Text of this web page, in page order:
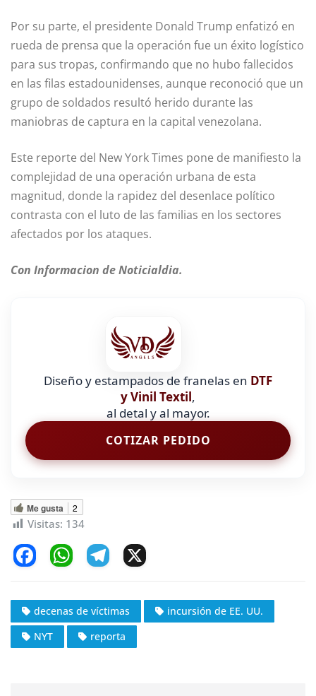
Por su parte, el presidente Donald Trump enfatizó en
rueda de prensa que la operación fue un éxito logístico
para sus tropas, confirmando que no hubo fallecidos
en las filas estadounidenses, aunque reconoció que un
grupo de soldados resultó herido durante las
maniobras de captura en la capital venezolana.
Este reporte del New York Times pone de manifiesto la
complejidad de una operación urbana de esta
magnitud, donde la rapidez del desenlace político
contrasta con el luto de las familias en los sectores
afectados por los ataques.
Con Informacion de Noticialdia.
Diseño y estampados de franelas en DTF
y Vinil Textil,
al detal y al mayor.
COTIZAR PEDIDO
Me gusta 2
Visitas: 134
c
e
b
W
at
s
A
e
gr
a
decenas de víctimas
incursión de EE. UU.
NYT
reporta